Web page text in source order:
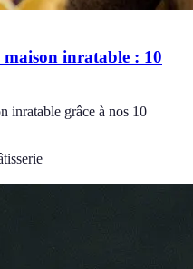
inratable : 10
inratable grâce à nos 10